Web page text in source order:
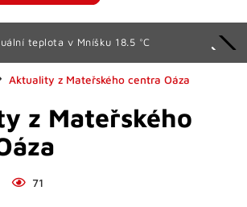
teplota v Mníšku 18.5 °C
Aktuality z Mateřského centra Oáza
z Mateřského
71